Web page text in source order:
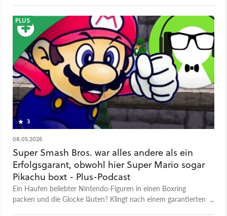
3
PLUS
08.05.2026
Super Smash Bros. war alles andere als ein
Erfolgsgarant, obwohl hier Super Mario sogar
Pikachu boxt - Plus-Podcast
Ein Haufen beliebter Nintendo-Figuren in einen Boxring
packen und die Glocke läuten? Klingt nach einem garantierten